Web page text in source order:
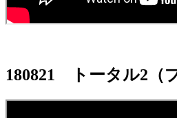
180821 トータル2（